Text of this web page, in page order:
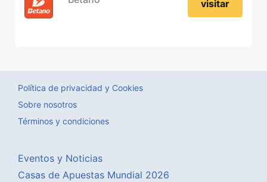
visitar
Política de privacidad y Cookies
Sobre nosotros
Términos y condiciones
Eventos y Noticias
Casas de Apuestas Mundial 2026